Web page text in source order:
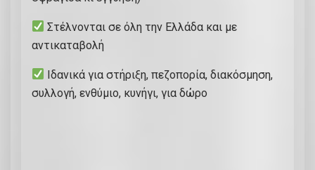
Στέλνονται σε όλη την Ελλάδα και με
αντικαταβολή
Ιδανικά για στήριξη, πεζοπορία, διακόσμηση,
συλλογή, ενθύμιο, κυνήγι, για δώρο